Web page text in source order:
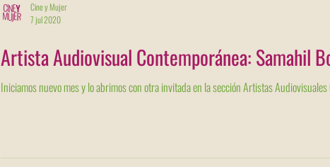
Artista Audiovisual Contemporánea: Samahil
Cine y Mujer
7 jul 2020